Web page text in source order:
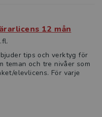
12 mån
tips och verktyg för
teman och tre nivåer som
elevlicens. För varje